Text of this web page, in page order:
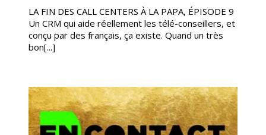
LA FIN DES CALL CENTERS À LA PAPA, ÉPISODE 9
Un CRM qui aide réellement les télé-conseillers, et
conçu par des français, ça existe. Quand un très
bon[...]